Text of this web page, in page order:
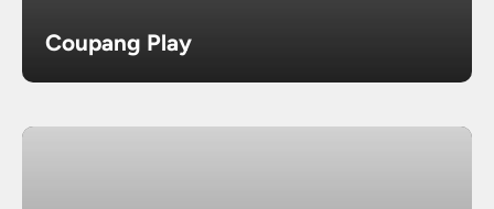
Coupang Play